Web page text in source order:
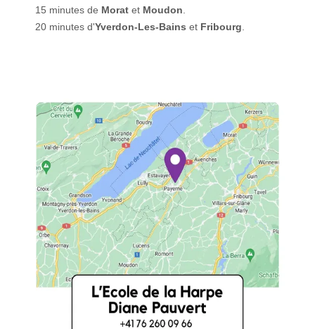
15 minutes de Morat et Moudon
20 minutes d'Yverdon-Les-Bains et Fribourg